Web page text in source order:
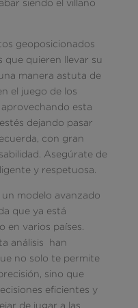
siendo el villano
geoposicionados
que quieren llevar su
manera astuta de
el juego de los
esta
dejando pasar
con gran
Asegúrate de
y respetuosa.
modelo avanzado
que ya está
en varios países.
análisis han
no solo te permite
sino que
eficientes y
de jugar a las